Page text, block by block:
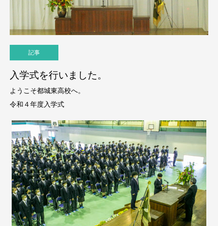
記事
入学式を行いました。
ようこそ都城東高校へ。
令和４年度入学式